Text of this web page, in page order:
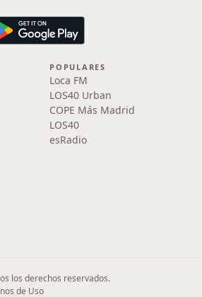
POPULARES
Loca FM
LOS40 Urban
COPE Más Madrid
LOS40
esRadio
los derechos reservados.
de Uso